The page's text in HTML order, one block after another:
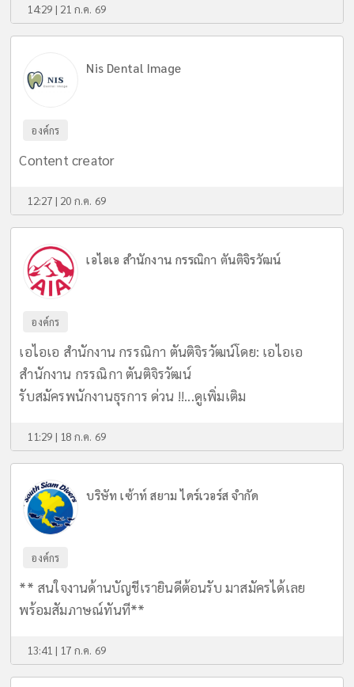
14:29 | 21 ก.ค. 69
Nis Dental Image
องค์กร
Content creator
12:27 | 20 ก.ค. 69
เอไอเอ สำนักงาน กรรณิกา ตันติจิรวัฒน์
องค์กร
เอไอเอ สำนักงาน กรรณิกา ตันติจิรวัฒน์โดย: เอไอเอ
สำนักงาน กรรณิกา ตันติจิรวัฒน์
รับสมัครพนักงานธุรการ ด่วน !!...ดูเพิ่มเติม
11:29 | 18 ก.ค. 69
บริษัท เซ้าท์ สยาม ไดร์เวอร์ส จำกัด
องค์กร
** สนใจงานด้านบัญชีเรายินดีต้อนรับ มาสมัครได้เลย
พร้อมสัมภาษณ์ทันที**
13:41 | 17 ก.ค. 69